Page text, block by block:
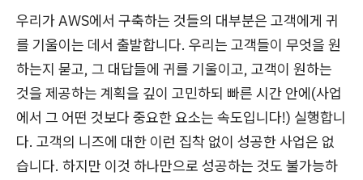
우리가 AWS에서 구축하는 것들의 대부분은 고객에게 귀
를 기울이는 데서 출발합니다. 우리는 고객들이 무엇을 원
하는지 묻고, 그 대답들에 귀를 기울이고, 고객이 원하는
것을 제공하는 계획을 깊이 고민하되 빠른 시간 안에(사업
에서 그 어떤 것보다 중요한 요소는 속도입니다!) 실행합니
다. 고객의 니즈에 대한 이런 집착 없이 성공한 사업은 없
습니다. 하지만 이것 하나만으로 성공하는 것도 불가능하